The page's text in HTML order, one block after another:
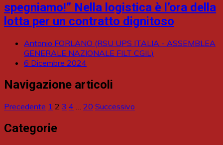
spegniamo!” Nella logistica è l’ora della
lotta per un contratto dignitoso
Antonio FORLANO (RSU UPS ITALIA - ASSEMBLEA
GENERALE NAZIONALE FILT CGIL)
6 Dicembre 2024
Navigazione articoli
Precedente 1 2 3 4 20 Successivo
Categorie